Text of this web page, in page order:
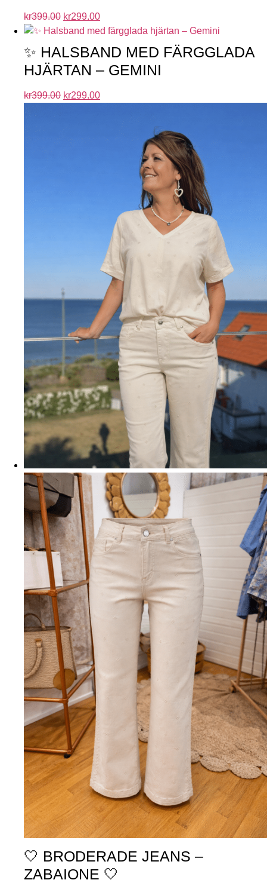
kr399.00 kr299.00
✨ HALSBAND MED FÄRGGLADA
HJÄRTAN – GEMINI
kr399.00 kr299.00
🤍 BRODERADE JEANS –
ZABAIONE 🤍